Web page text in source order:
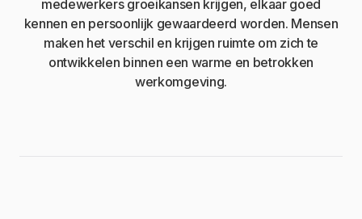
medewerkers groeikansen krijgen, elkaar goed
kennen en persoonlijk gewaardeerd worden. Mensen
maken het verschil en krijgen ruimte om zich te
ontwikkelen binnen een warme en betrokken
werkomgeving.